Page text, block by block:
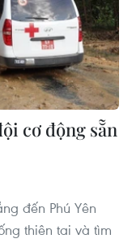
cơ động sẵn
đến Phú Yên
thiên tai và tìm